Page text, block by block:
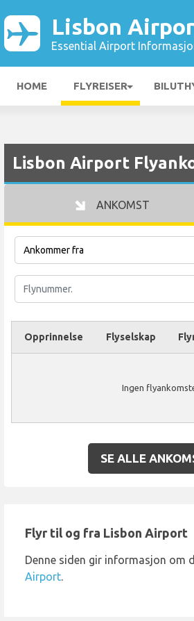
Lisbon
Essential Airport
HOME FLYREISER
Lisbon Airport
ANKOMST
Opprinnelse Flyselskap
Ingen
SE ALLE
Flyr til og fra Lisbon Airport
Denne siden gir informasjon om
Airport.